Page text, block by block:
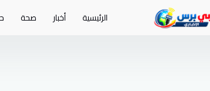
الرئيسية أخبار صحة